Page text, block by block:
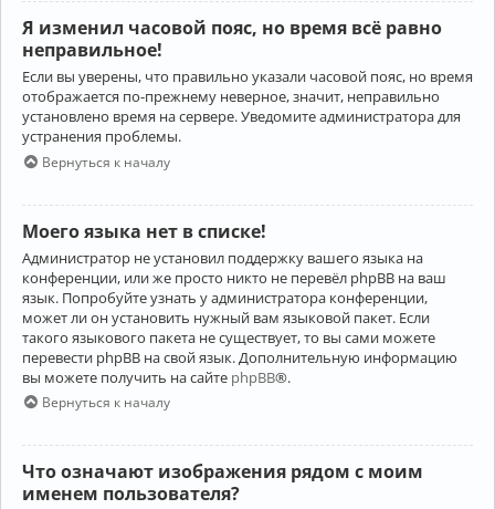
Я изменил часовой пояс, но время всё равно
неправильное!
Если вы уверены, что правильно указали часовой пояс, но время
отображается по-прежнему неверное, значит, неправильно
установлено время на сервере. Уведомите администратора для
устранения проблемы.
Вернуться к началу
Моего языка нет в списке!
Администратор не установил поддержку вашего языка на
конференции, или же просто никто не перевёл phpBB на ваш
язык. Попробуйте узнать у администратора конференции,
может ли он установить нужный вам языковой пакет. Если
такого языкового пакета не существует, то вы сами можете
перевести phpBB на свой язык. Дополнительную информацию
вы можете получить на сайте phpBB®.
Вернуться к началу
Что означают изображения рядом с моим
именем пользователя?